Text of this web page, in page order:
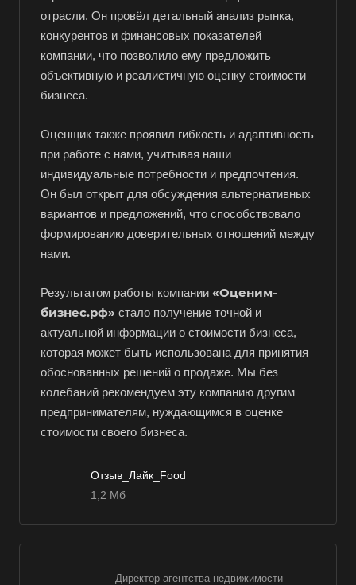
отрасли. Он провёл детальный анализ рынка,
конкурентов и финансовых показателей
компании, что позволило ему предложить
объективную и реалистичную оценку стоимости
бизнеса.
Оценщик также проявил гибкость и адаптивность
при работе с нами, учитывая наши
индивидуальные потребности и предпочтения.
Он был открыт для обсуждения альтернативных
вариантов и предложений, что способствовало
формированию доверительных отношений между
нами.
Результатом работы компании «Оценим-
бизнес.рф» стало получение точной и
актуальной информации о стоимости бизнеса,
которая может быть использована для принятия
обоснованных решений о продаже. Мы без
колебаний рекомендуем эту компанию другим
предпринимателям, нуждающимся в оценке
стоимости своего бизнеса.
Отзыв_Лайк_Food
1,2 Мб
Директор агентства недвижимости
Например:Усть-Лабинск